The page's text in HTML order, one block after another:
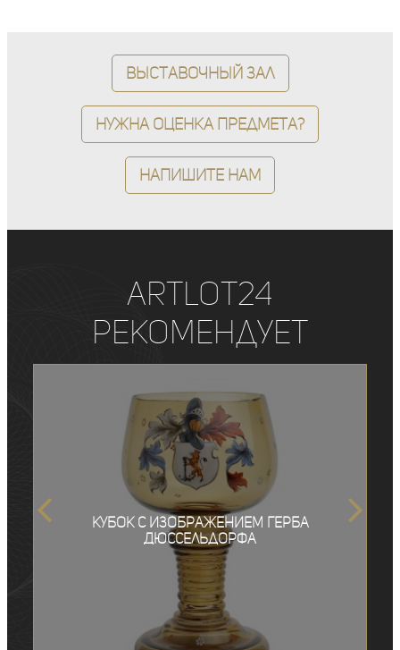
Выставочный зал
Нужна оценка предмета?
Напишите нам
ArtLot24
рекомендует
Кубок с изображением герба
Дюссельдорфа